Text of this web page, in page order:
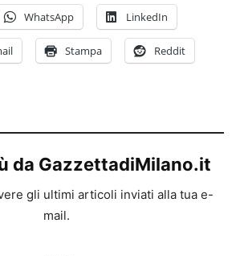
WhatsApp LinkedIn
Stampa Reddit
da GazzettadiMilano.it
gli ultimi articoli inviati alla tua e-
mail.